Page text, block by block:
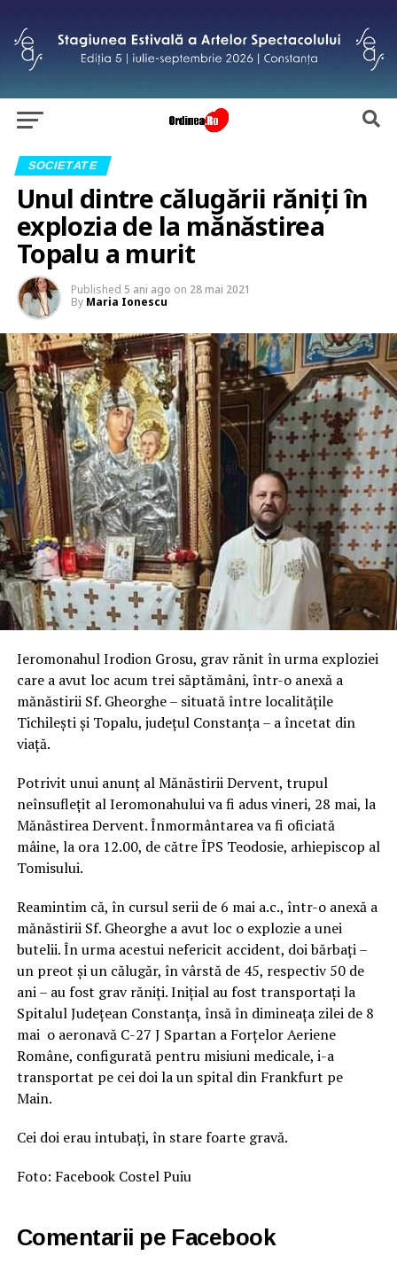
SOCIETATE
Unul dintre călugării răniți în
explozia de la mănăstirea
Topalu a murit
Published 5 ani ago on 28 mai 2021
By Maria Ionescu
Ieromonahul Irodion Grosu, grav rănit în urma exploziei
care a avut loc acum trei săptămâni, într-o anexă a
mănăstirii Sf. Gheorghe – situată între localitățile
Tichilești și Topalu, județul Constanța – a încetat din
viață.
Potrivit unui anunț al Mănăstirii Dervent, trupul
neînsuflețit al Ieromonahului va fi adus vineri, 28 mai, la
Mănăstirea Dervent. Înmormântarea va fi oficiată
mâine, la ora 12.00, de către ÎPS Teodosie, arhiepiscop al
Tomisului.
Reamintim că, în cursul serii de 6 mai a.c., într-o anexă a
mănăstirii Sf. Gheorghe a avut loc o explozie a unei
butelii. În urma acestui nefericit accident, doi bărbați –
un preot și un călugăr, în vârstă de 45, respectiv 50 de
ani – au fost grav răniți. Inițial au fost transportați la
Spitalul Județean Constanța, însă în dimineața zilei de 8
mai o aeronavă C-27 J Spartan a Forţelor Aeriene
Române, configurată pentru misiuni medicale, i-a
transportat pe cei doi la un spital din Frankfurt pe
Main.
Cei doi erau intubați, în stare foarte gravă.
Foto: Facebook Costel Puiu
Comentarii pe Facebook